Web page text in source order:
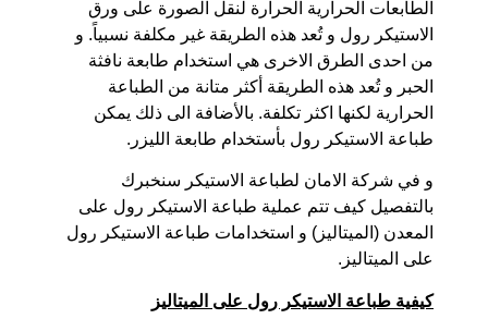
الطابعات الحرارية الحرارة لنقل الصورة على ورق
الاستيكر رول و تُعد هذه الطريقة غير مكلفة نسبياً. و
من احدى الطرق الاخرى هي استخدام طابعة نافثة
الحبر و تُعد هذه الطريقة أكثر متانة من الطباعة
الحرارية لكنها اكثر تكلفة. بالأضافة الى ذلك يمكن
طباعة الاستيكر رول بأستخدام طابعة الليزر.
و في شركة الامان لطباعة الاستيكر سنخبرك
بالتفصيل كيف تتم عملية طباعة الاستيكر رول على
المعدن (الميتاليز) و استخدامات طباعة الاستيكر رول
على الميتاليز.
كيفية طباعة الاستيكر رول على الميتاليز